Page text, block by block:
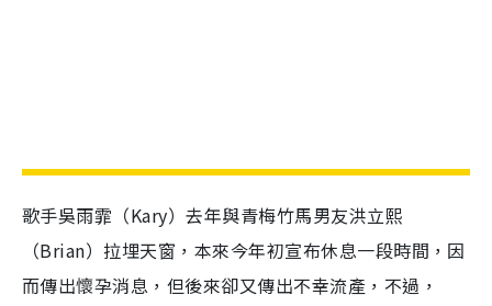
歌手吳雨霏（Kary）去年與青梅竹馬男友洪立熙
（Brian）拉埋天窗，本來今年初宣布休息一段時間，因
而傳出懷孕消息，但後來卻又傳出不幸流產，不過，